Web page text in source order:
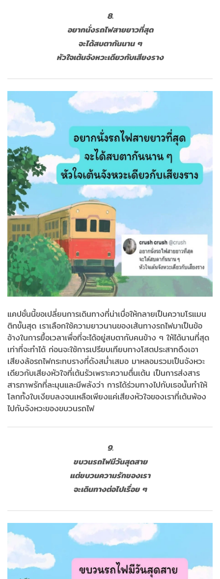
8.
อยากนั่งรถไฟสายยาวที่สุด
จะได้สบตากันนาน ๆ
หัวใจเต้นจังหวะเดียวกับเสียงราง
แคปชั่นนี้ขอเปลี่ยนการเดินทางที่น่าเบื่อให้กลายเป็นความโรแมน
ติกขั้นสุด เราเลือกใช้ความยาวนานของเส้นทางรถไฟมาเป็นข้อ
อ้างในการยื้อเวลาเพื่อที่จะได้อยู่สบตากับคนข้าง ๆ ให้ได้นานที่สุด
เท่าที่จะทำได้ ก่อนจะใช้การเปรียบเทียบทางโสตประสาทดึงเอา
เสียงล้อรถไฟกระทบรางที่ดังสม่ำเสมอ มาหลอมรวมเป็นจังหวะ
เดียวกับเสียงหัวใจที่เต้นรัวเพราะความตื่นเต้น เป็นการส่งสาร
สารภาพรักที่ละมุนและมีพลังว่า การได้ร่วมทางไปกับเธอนั้นทำให้
โลกทั้งใบเงียบลงจนเหลือเพียงแค่เสียงหัวใจของเราที่เต้นพ้อง
ไปกับจังหวะของขบวนรถไฟ
9.
ขบวนรถไฟมีวันสุดสาย
แต่ขบวนความรักของเรา
จะเดินทางต่อไปเรื่อย ๆ